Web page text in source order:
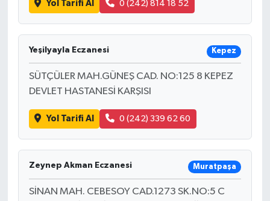
Yol Tarifi Al 0 (242) 814 18 52
Yeşilyayla Eczanesi Kepez
SÜTÇÜLER MAH.GÜNEŞ CAD. NO:125 8 KEPEZ
DEVLET HASTANESİ KARŞISI
Yol Tarifi Al 0 (242) 339 62 60
Zeynep Akman Eczanesi Muratpaşa
SİNAN MAH. CEBESOY CAD.1273 SK.NO:5 C